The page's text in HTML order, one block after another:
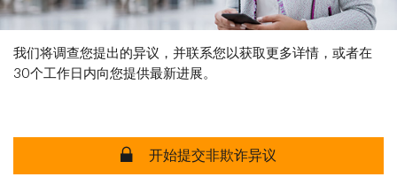
我们将调查您提出的异议，并联系您以获取更多详情，或者在
30个工作日内向您提供最新进展。
开始提交非欺诈异议